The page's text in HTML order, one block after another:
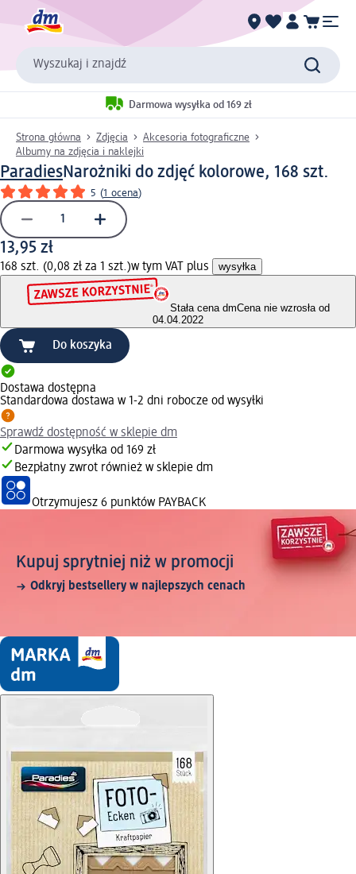
Wyszukaj i znajdź
Darmowa wysyłka od 169 zł
Strona główna Zdjęcia
Akcesoria fotograficzne
Albumy na zdjęcia i naklejki
ParadiesNarożniki do zdjęć kolorowe, 168 szt.
5 (1 ocena)
13,95 zł
168 szt. (0,08 zł za 1 szt.)w tym VAT plus wysyłka
Stała cena dmCena nie wzrosła od
04.04.2022
Do koszyka
Dostawa dostępna
Standardowa dostawa w 1-2 dni robocze od wysyłki
Sprawdź dostępność w sklepie dm
Darmowa wysyłka od 169 zł
Bezpłatny zwrot również w sklepie dm
Otrzymujesz 6 punktów PAYBACK
Kupuj sprytniej niż w promocji
Odkryj bestsellery w najlepszych cenach